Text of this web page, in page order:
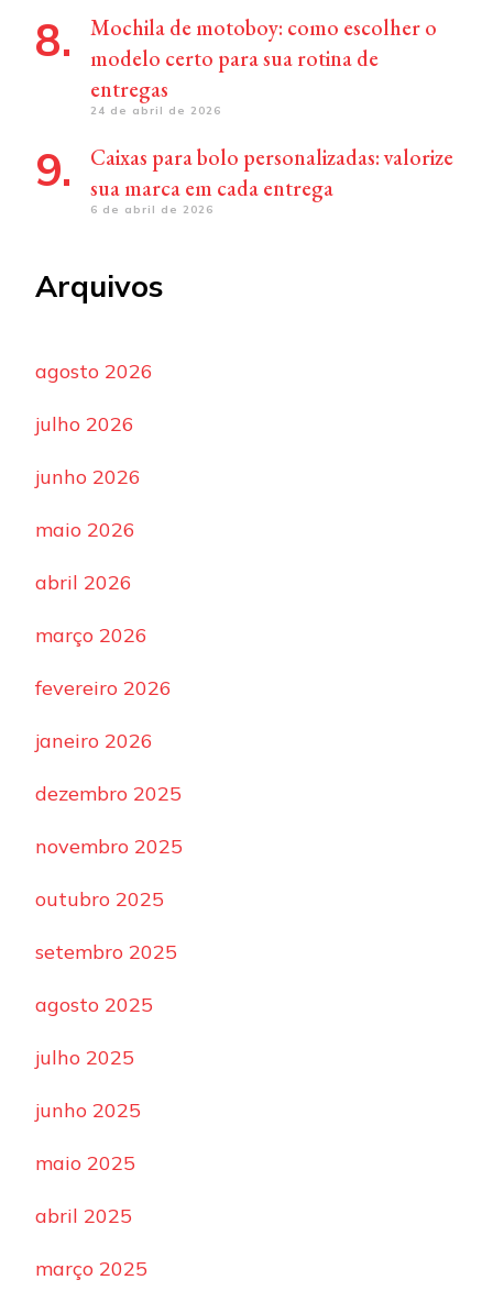
Mochila de motoboy: como escolher o
modelo certo para sua rotina de
entregas
24 de abril de 2026
Caixas para bolo personalizadas: valorize
sua marca em cada entrega
6 de abril de 2026
Arquivos
agosto 2026
julho 2026
junho 2026
maio 2026
abril 2026
março 2026
fevereiro 2026
janeiro 2026
dezembro 2025
novembro 2025
outubro 2025
setembro 2025
agosto 2025
julho 2025
junho 2025
maio 2025
abril 2025
março 2025